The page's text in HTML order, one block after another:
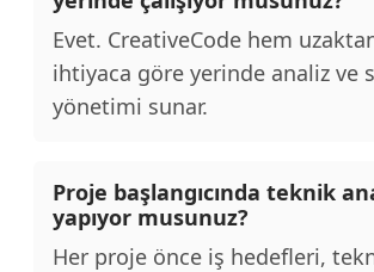
Evet. CreativeCode hem
ihtiyaca göre yerinde analiz ve
yönetimi sunar.
Proje başlangıcında teknik
yapıyor musunuz?
Her proje önce iş hedefleri,